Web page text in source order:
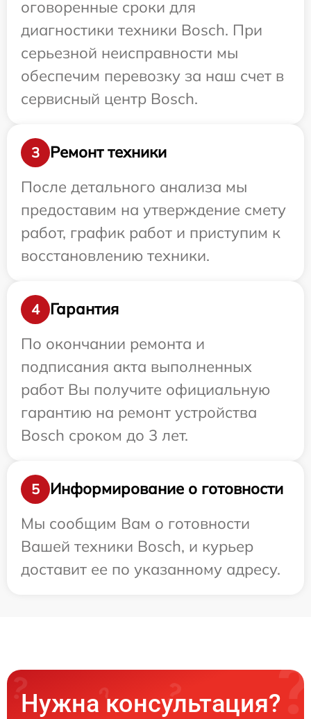
оговоренные сроки для
диагностики техники Bosch. При
серьезной неисправности мы
обеспечим перевозку за наш счет в
сервисный центр Bosch.
3
Ремонт техники
После детального анализа мы
предоставим на утверждение смету
работ, график работ и приступим к
восстановлению техники.
4
Гарантия
По окончании ремонта и
подписания акта выполненных
работ Вы получите официальную
гарантию на ремонт устройства
Bosch сроком до 3 лет.
5
Информирование о готовности
Мы сообщим Вам о готовности
Вашей техники Bosch, и курьер
доставит ее по указанному адресу.
Нужна консультация?